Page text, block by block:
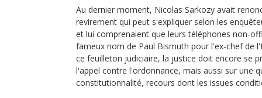
Au dernier moment, Nicolas Sarkozy avait
revirement qui peut s'expliquer selon les
et lui comprenaient que leurs téléphones non-
fameux nom de Paul Bismuth pour l'ex-chef de
ce feuilleton judiciaire, la justice doit encore se
l'appel contre l'ordonnance, mais aussi sur une
constitutionnalité, recours dont les issues